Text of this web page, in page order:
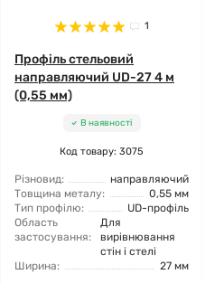
1
Профіль стельовий
направляючий UD-27 4 м
(0,55 мм)
В наявності
Код товару: 3075
Різновид:
направляючий
Товщина металу:
0,55 мм
Тип профілю:
UD-профіль
Область
застосування:
Для
вирівнювання
стін і стелі
Ширина:
27 мм